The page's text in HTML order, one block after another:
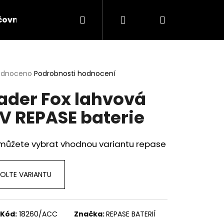
lyží a elektrokol Servis lyží
Přihlášení
Podrobnosti hodnocení
Fox lahvová
REPASE baterie
vybrat vhodnou variantu repase
VARIANTU
Kód: 18260/ACC Značka:REPASE BATERIÍ